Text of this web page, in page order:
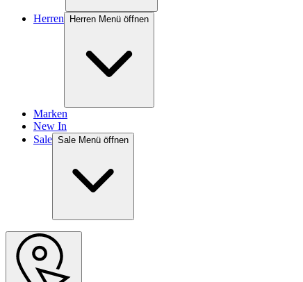
Herren Herren Menü öffnen
Marken
New In
Sale Sale Menü öffnen